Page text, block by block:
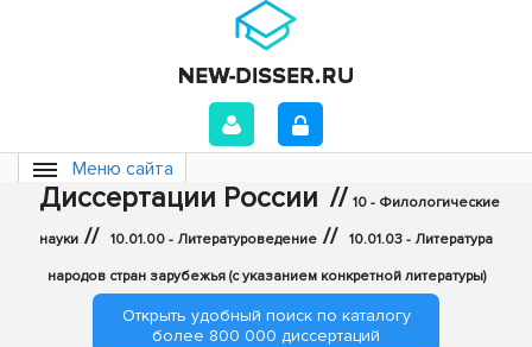
Меню сайта
Диссертации России // 10 - Филологические
науки // 10.01.00 - Литературоведение // 10.01.03 - Литература
народов стран зарубежья (с указанием конкретной литературы)
Открыть удобный поиск по каталогу
более 800 000 диссертаций